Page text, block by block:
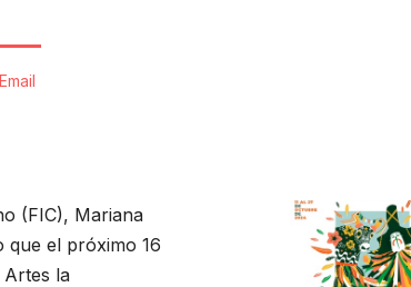
Email
(FIC), Mariana
que el próximo 16
Artes la